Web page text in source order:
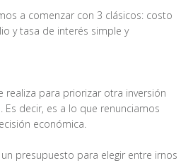
a comenzar con 3 clásicos: costo
y tasa de interés simple y
realiza para priorizar otra inversión
decir, es a lo que renunciamos
económica.
presupuesto para elegir entre irnos